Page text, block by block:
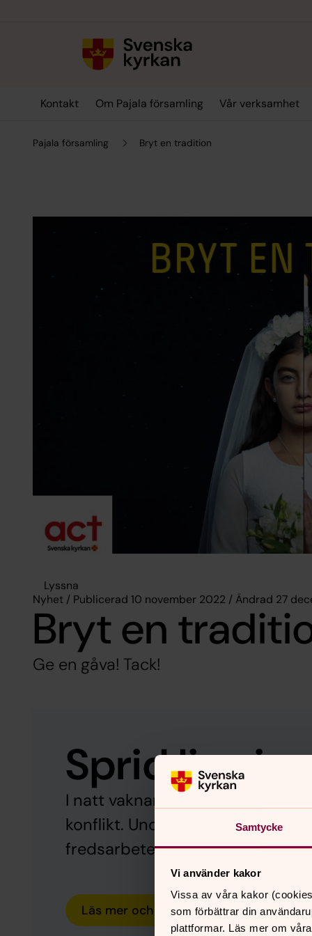
Samtycke
Vi använder kakor
Vissa av våra kakor
som förbättrar din
plattformar. Läs mer om
Kontakt Om Pajala församling Vår verksamhet
Pajala församling Bryt en tradition
Lyssna
Nyhet / Publicerad 10 november 2022 / Ändrad 27
Bryt en
Ge en gåva! Tack!
Sprid ljus i
I natt vaknar miljontals
konflikt. Under Julinsamlingen
fredsarbete i världens mest
Läs mer och ge en gåva